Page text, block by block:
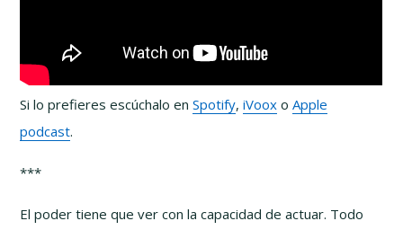
Si lo prefieres escúchalo enSpotify,iVoox oApple
podcast.
***
El poder tiene que ver con la capacidad de actuar. Todo